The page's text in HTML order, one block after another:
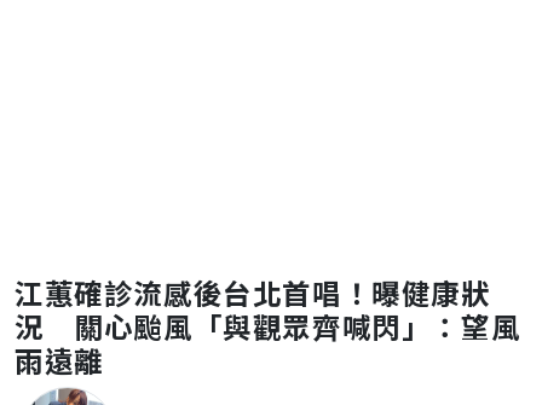
江蕙確診流感後台北首唱！曝健康狀
況 關心颱風「與觀眾齊喊閃」：望風
雨遠離